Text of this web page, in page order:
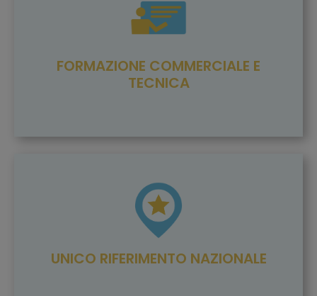
FORMAZIONE COMMERCIALE E
TECNICA
UNICO RIFERIMENTO NAZIONALE